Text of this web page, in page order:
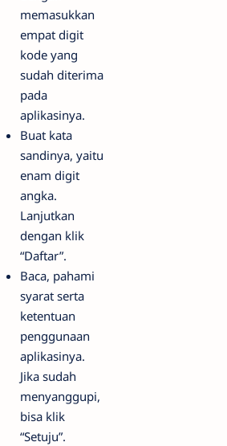
memasukkan
empat digit
kode yang
sudah diterima
pada
aplikasinya.
Buat kata
sandinya, yaitu
enam digit
angka.
Lanjutkan
dengan klik
“Daftar”.
Baca, pahami
syarat serta
ketentuan
penggunaan
aplikasinya.
Jika sudah
menyanggupi,
bisa klik
“Setuju”.